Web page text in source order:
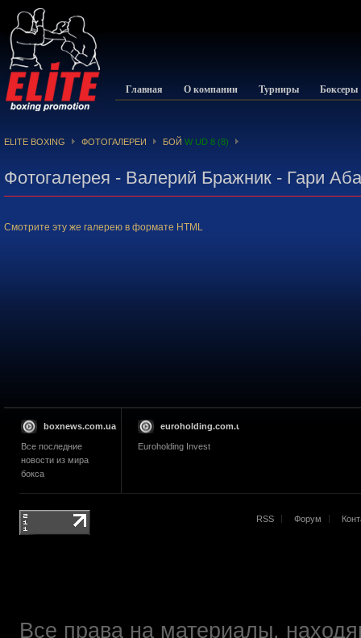
Главная О компании Турниры Боксеры
ELITE BOXING ФОТОГАЛЕРЕИ БОЙ W UD 8 (8)
Фотогалерея - Валерий Бражник - Гари
Смотрите эту же галерею в формате HTML
boxnews.com.ua
Все последние
новости из мира
бокса
euroholding.com.ua
Euroholding Invest
RSS Форум
Все права на материалы,